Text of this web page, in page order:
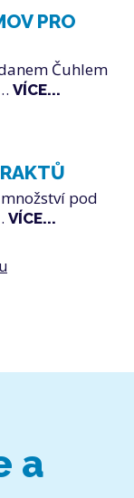
PRO
Čuhlem
VÍCE...
pod
VÍCE...
a